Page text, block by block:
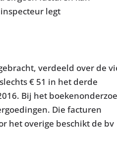
legt
verdeeld over de
€ 51 in het derde
Bij het
Die facturen
het overige beschikt de bv